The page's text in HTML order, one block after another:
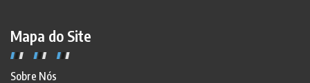
Mapa do Site
Sobre Nós